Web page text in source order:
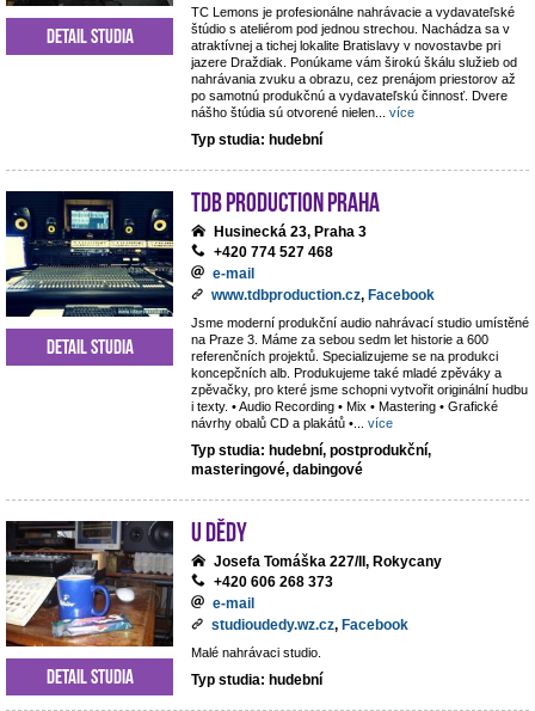
TC Lemons je profesionálne nahrávacie a vydavateľské
štúdio s ateliérom pod jednou strechou. Nachádza sa v
atraktívnej a tichej lokalite Bratislavy v novostavbe pri
jazere Draždiak. Ponúkame vám širokú škálu služieb od
nahrávania zvuku a obrazu, cez prenájom priestorov až
po samotnú produkčnú a vydavateľskú činnosť. Dvere
nášho štúdia sú otvorené nielen
více
Typ studia: hudební
Detail studia
TdB Production Praha
Husinecká 23, Praha 3
+420 774 527 468
e-mail
www.tdbproduction.cz, Facebook
Jsme moderní produkční audio nahrávací studio umístěné
na Praze 3. Máme za sebou sedm let historie a 600
referenčních projektů. Specializujeme se na produkci
koncepčních alb. Produkujeme také mladé zpěváky a
zpěvačky, pro které jsme schopni vytvořit originální hudbu
i texty. • Audio Recording • Mix • Mastering • Grafické
návrhy obalů CD a plakátů •
více
Typ studia: hudební, postprodukční,
masteringové, dabingové
Detail studia
U dědy
Josefa Tomáška 227/II, Rokycany
+420 606 268 373
e-mail
studioudedy.wz.cz, Facebook
Malé nahrávaci studio.
Typ studia: hudební
Detail studia